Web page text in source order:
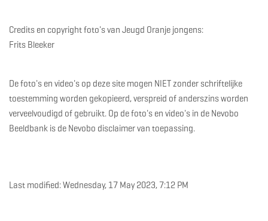
Credits en copyright foto's van Jeugd Oranje jongens:
Frits Bleeker
De foto's en video's op deze site mogen NIET zonder schriftelijke
toestemming worden gekopieerd, verspreid of anderszins worden
verveelvoudigd of gebruikt. Op de foto's en video's in de Nevobo
Beeldbank is de Nevobo disclaimer van toepassing.
Last modified: Wednesday, 17 May 2023, 7:12 PM